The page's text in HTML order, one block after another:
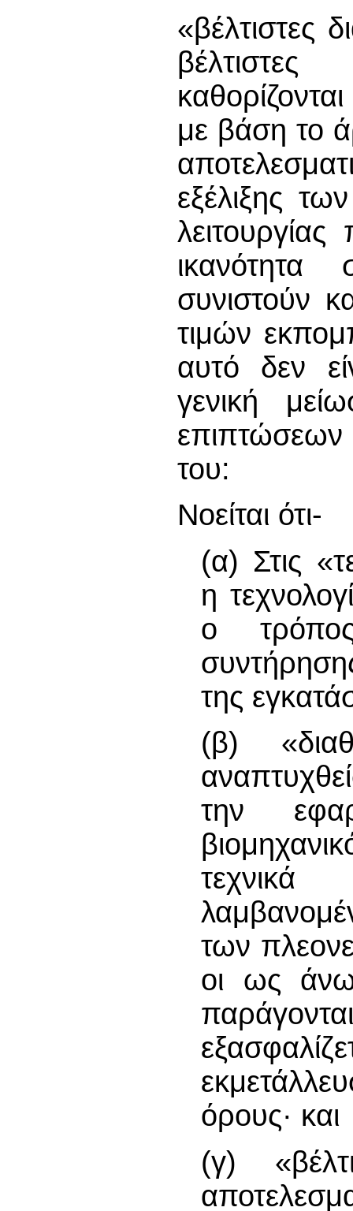
«βέλτιστες
με βάση το
εξέλιξης
ικανότητα
συνιστούν
τιμών
αυτό δεν
γενική
επιπτώσεων
του:
Νοείται ότι-
(α) Στις
η
ο
της
(β)
την
των
οι ως άνω
όρους· και
(γ)